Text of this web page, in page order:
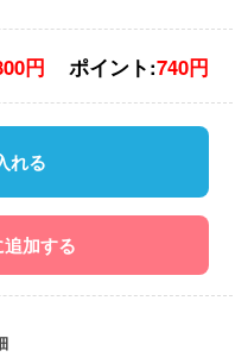
円 ポイント:740円
れる
加する